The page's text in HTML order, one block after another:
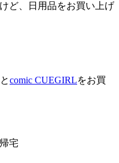
ど、日用品をお買い上げ
comic CUEGIRLをお買
宅